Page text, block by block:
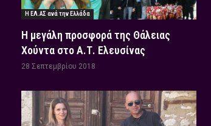
Η ΕΛ.ΑΣ ανά την Ελλάδα
Η μεγάλη προσφορά της Θάλειας
Χούντα στο Α.Τ. Ελευσίνας
28 Σεπτεμβρίου 2018